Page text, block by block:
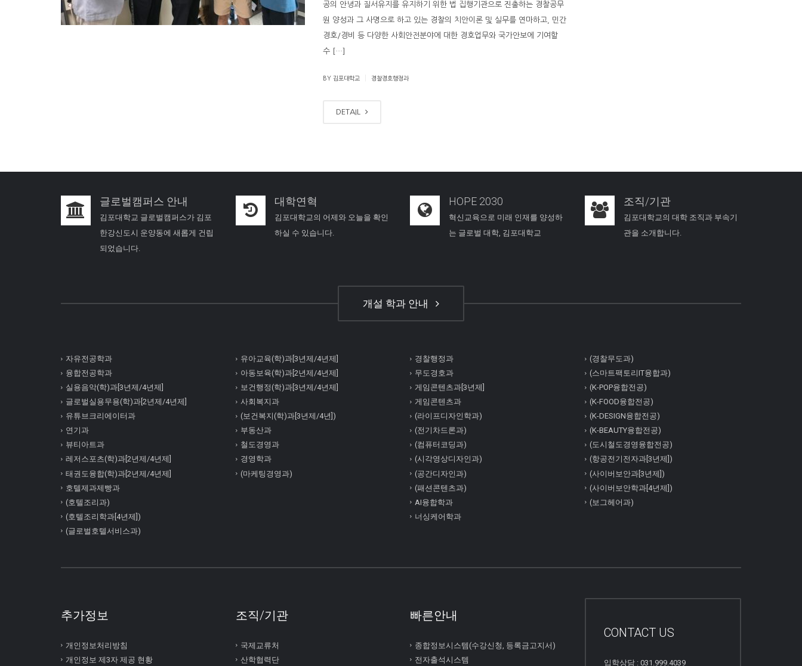
공의 안녕과 질서유지를 유지하기 위한 법 집행기관으로 진출하는 경찰공무
원 양성과 그 사명으로 하고 있는 경찰의 치안이론 및 실무를 연마하고, 민간
경호/경비 등 다양한 사회안전분야에 대한 경호업무와 국가안보에 기여할
수 […]
BY 김포대학교 경찰경호행정과
DETAIL
글로벌캠퍼스 안내
김포대학교 글로벌캠퍼스가 김포
한강신도시 운양동에 새롭게 건립
되었습니다.
대학연혁
김포대학교의 어제와 오늘을 확인
하실 수 있습니다.
HOPE 2030
혁신교육으로 미래 인재를 양성하
는 글로벌 대학, 김포대학교
조직/기관
김포대학교의 대학 조직과 부속기
관을 소개합니다.
개설 학과 안내
자유전공학과
융합전공학과
실용음악(학)과[3년제/4년제]
글로벌실용무용(학)과[2년제/4년제]
유튜브크리에이터과
연기과
뷰티아트과
레저스포츠(학)과[2년제/4년제]
태권도융합(학)과[2년제/4년제]
호텔제과제빵과
(호텔조리과)
(호텔조리학과[4년제])
(글로벌호텔서비스과)
유아교육(학)과[3년제/4년제]
아동보육(학)과[2년제/4년제]
보건행정(학)과[3년제/4년제]
사회복지과
(보건복지(학)과[3년제/4년])
부동산과
철도경영과
경영학과
(마케팅경영과)
경찰행정과
무도경호과
게임콘텐츠과[3년제]
게임콘텐츠과
(라이프디자인학과)
(전기차드론과)
(컴퓨터코딩과)
(시각영상디자인과)
(공간디자인과)
(패션콘텐츠과)
AI융합학과
너싱케어학과
(경찰무도과)
(스마트팩토리IT융합과)
(K-POP융합전공)
(K-FOOD융합전공)
(K-DESIGN융합전공)
(K-BEAUTY융합전공)
(도시철도경영융합전공)
(항공전기전자과[3년제])
(사이버보안과[3년제])
(사이버보안학과[4년제])
(보그헤어과)
추가정보
개인정보처리방침
개인정보 제3자 제공 현황
조직/기관
국제교류처
산학협력단
빠른안내
종합정보시스템(수강신청, 등록금고지서)
전자출석시스템
CONTACT US
입학상담 : 031.999.4039